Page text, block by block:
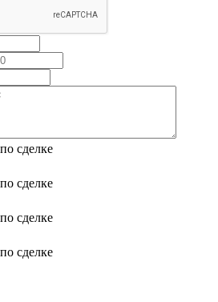
сделке
сделке
сделке
сделке